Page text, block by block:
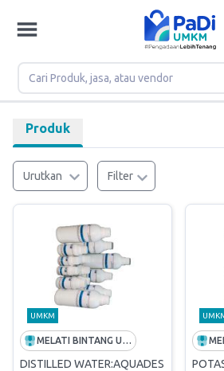
Produk
Urutkan Filter
UMKM
MELATI BINTANG UTAMA
DISTILLED WATER:AQUADEST;6-7PH